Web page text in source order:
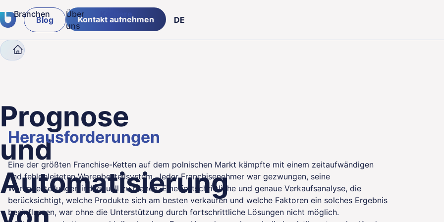
Branchen
Versicherungen & Banken
öffentlicher Sektor
Fertigung
Über
uns
Karriere
Blog Kontakt aufnehmen DE
Prognose
und
Automatisierung
Herausforderungen
Eine der größten Franchise-Ketten auf dem polnischen Markt kämpfte mit einem zeitaufwändigen
und fehlgeleiteten Warenbestellsystem. Jeder Franchisenehmer war gezwungen, seine
Warenbestellungen individuell zu planen. Eine fortschrittliche und genaue Verkaufsanalyse, die
berücksichtigt, welche Produkte sich am besten verkaufen und welche Faktoren ein solches Ergebnis
beeinflussen, war ohne die Unterstützung durch fortschrittliche Lösungen nicht möglich.